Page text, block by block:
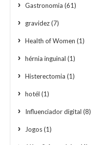
Gastronomia (61)
gravidez(7)
Health of Women (1)
hérnia inguinal (1)
Histerectomia (1)
hotél (1)
Influenciador digital (8)
Jogos(1)